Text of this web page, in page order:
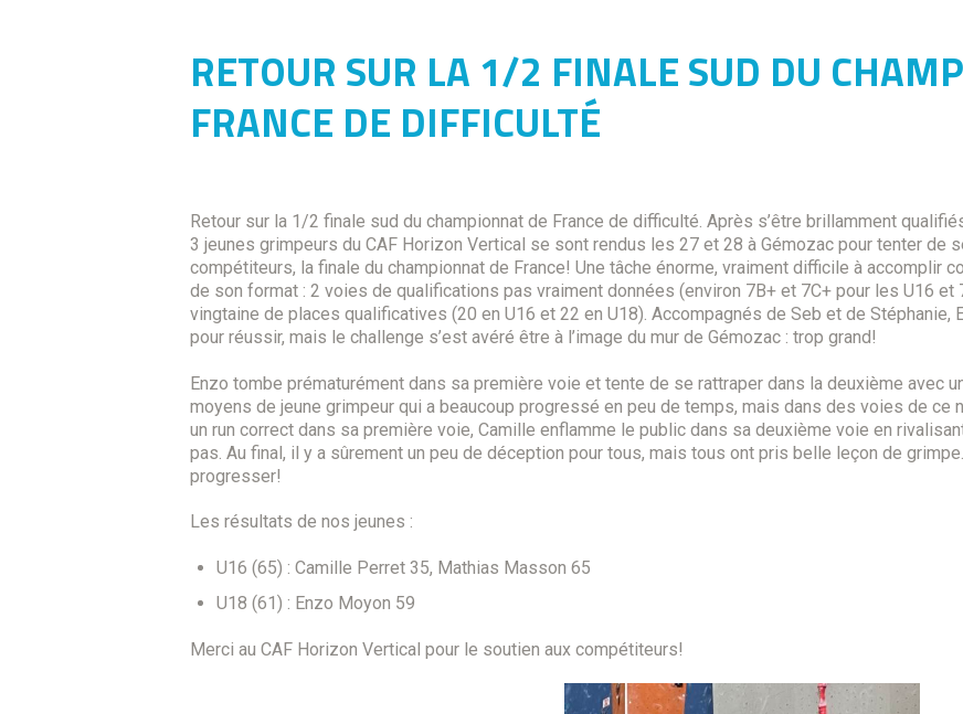
RETOUR SUR LA 1/2 FINALE SUD DU
FRANCE DE DIFFICULTÉ
Retour sur la 1/2 finale sud du championnat de France de difficulté. Après s’être brillamment
3 jeunes grimpeurs du CAF Horizon Vertical se sont rendus les 27 et 28 à Gémozac pour tenter de
compétiteurs, la finale du championnat de France! Une tâche énorme, vraiment difficile à accomplir
de son format : 2 voies de qualifications pas vraiment données (environ 7B+ et 7C+ pour les U16 et
vingtaine de places qualificatives (20 en U16 et 22 en U18). Accompagnés de Seb et de Stéphanie,
pour réussir, mais le challenge s’est avéré être à l’image du mur de Gémozac : trop grand!
Enzo tombe prématurément dans sa première voie et tente de se rattraper dans la deuxième avec
moyens de jeune grimpeur qui a beaucoup progressé en peu de temps, mais dans des voies de ce
un run correct dans sa première voie, Camille enflamme le public dans sa deuxième voie en
pas. Au final, il y a sûrement un peu de déception pour tous, mais tous ont pris belle leçon de
progresser!
Les résultats de nos jeunes :
U16 (65) : Camille Perret 35, Mathias Masson 65
U18 (61) : Enzo Moyon 59
Merci au CAF Horizon Vertical pour le soutien aux compétiteurs!